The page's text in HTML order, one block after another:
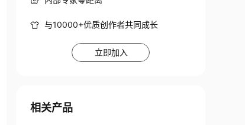
与10000+优质创作者共同成长
立即加入
相关产品